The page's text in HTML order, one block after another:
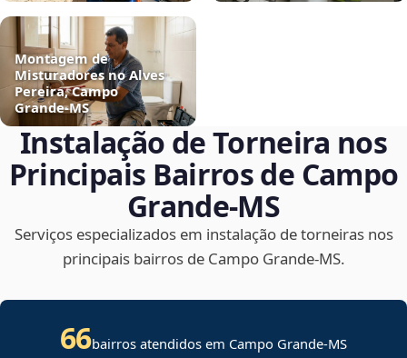
Montagem de
Misturadores no Alves
Pereira, Campo
Grande‑MS
Instalação de Torneira nos
Principais Bairros de Campo
Grande‑MS
Serviços especializados em instalação de torneiras nos
principais bairros de Campo Grande‑MS.
66bairros atendidos em Campo Grande-MS